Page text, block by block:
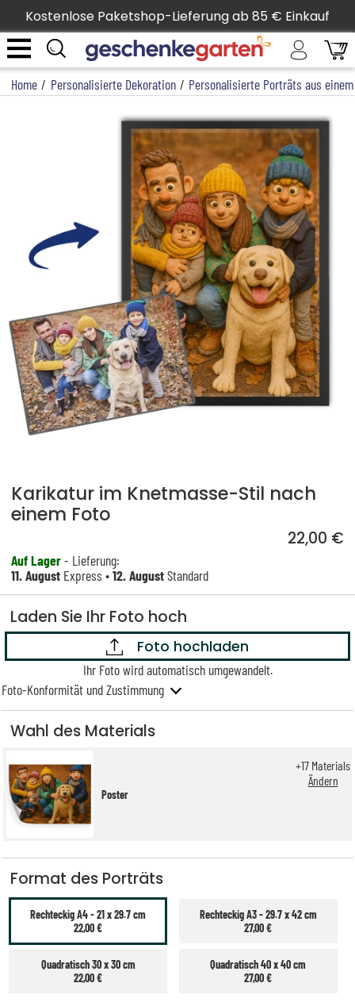
Kostenlose Paketshop-Lieferung ab 85 € Einkauf
Home / Personalisierte Dekoration / Personalisierte Porträts aus
Karikatur im Knetmasse-Stil nach
einem Foto
22,00 €
Auf Lager- Lieferung:
11. August Express •12. AugustStandard
Laden Sie Ihr Foto hoch
Foto hochladen
Ihr Foto wird automatisch umgewandelt.
Foto-Konformität und Zustimmung
Wahl des Materials
Poster
+17 Materials
Ändern
Format des Porträts
Rechteckig A4 - 21 x 29.7 cm
22,00 €
Rechteckig A3 - 29.7 x 42 cm
27,00 €
Quadratisch 30 x 30 cm
22,00 €
Quadratisch 40 x 40 cm
27,00 €